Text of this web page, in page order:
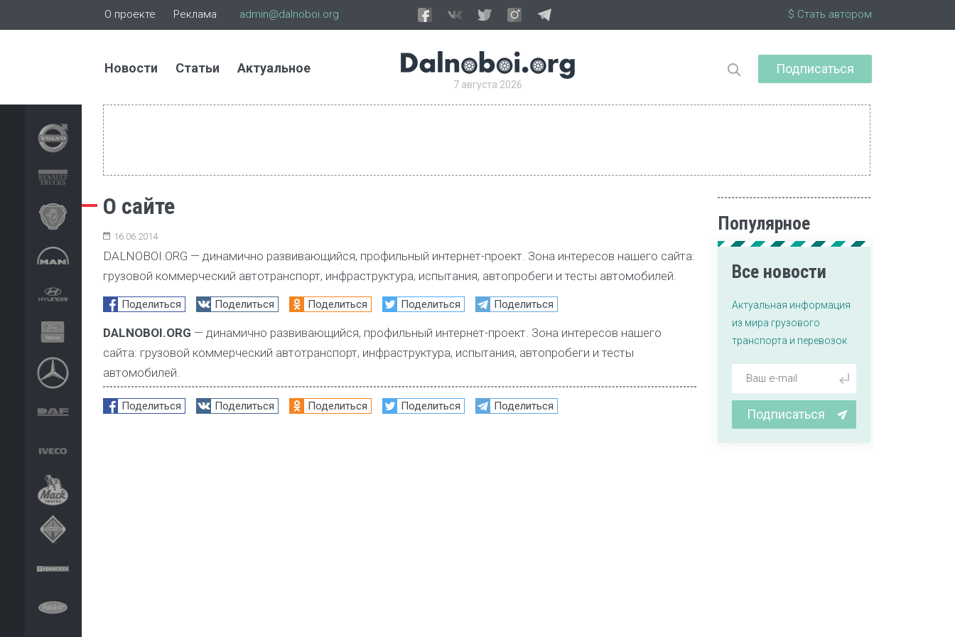
О проекте Реклама admin@dalnoboi.org $ Стать автором
Новости Статьи Актуальное
7 августа 2026
Подписаться
О сайте
16.06.2014
DALNOBOI.ORG — динамично развивающийся, профильный интернет-проект. Зона интересов нашего сайта:
грузовой коммерческий автотранспорт, инфраструктура, испытания, автопробеги и тесты автомобилей.
Поделиться Поделиться Поделиться Поделиться Поделиться
DALNOBOI.ORG — динамично развивающийся, профильный интернет-проект. Зона интересов нашего
сайта: грузовой коммерческий автотранспорт, инфраструктура, испытания, автопробеги и тесты
автомобилей.
Поделиться Поделиться Поделиться Поделиться Поделиться
Популярное
Все новости
Актуальная информация
из мира грузового
транспорта и перевозок
Подписаться